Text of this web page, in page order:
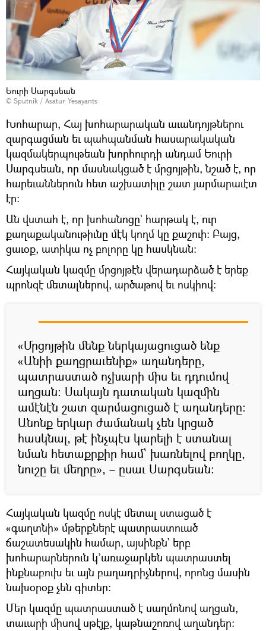
Եուրի Սարգսեան
© Sputnik / Asatur Yesayants
Խոհարար, Հայ խոհարարական աւանդոյթներու
զարգացման եւ պահպանման հասարակական
կազմակերպութեան խորհուրդի անդամ Եուրի
Սարգսեան, որ մասնակցած է մրցոյթին, նշած է, որ
հարեւաններուն հետ աշխատիլը շատ յարմարաւէտ
էր:
Ան վստահ է, որ խոհանոցը` հարթակ է, ուր
քաղաքականութիւնը մէկ կողմ կը քաշուի: Բայց,
ցաւօք, ատիկա ոչ բոլորը կը հասկնան:
Հայկական կազմը մրցոյթէն վերադարձած է երեք
պրոնզէ մետալներով, արծաթով եւ ոսկիով:
«Մրցոյթին մենք ներկայացուցած ենք
«Անիի քաղցրաւենիք» աղանդերը,
պատրաստած ոչխարի միս եւ դդումով
աղցան: Սակայն դատական կազմին
ամէնէն շատ զարմացուցած է աղանդերը:
Անոնք երկար ժամանակ չեն կրցած
հասկնալ, թէ ինչպէս կարելի է ստանալ
նման հետաքրքիր համ` խառնելով բողկը,
նուշը եւ մեղրը», – ըսաւ Սարգսեան:
Հայկական կազմը ոսկէ մետալ ստացած է
«գաղտնի» մթերքներէ պատրաստուած
ճաշատեսակին համար, այսինքն` երբ
խոհարարներուն կ’առաջարկեն պատրաստել
ինքնաբուխ եւ այն բաղադրիչներով, որոնց մասին
նախօրօք չեն գիտեր:
Մեր կազմը պատրաստած է սաղմոնով աղցան,
տաւարի միսով սթէյք, կաթնաշոռով աղանդեր: